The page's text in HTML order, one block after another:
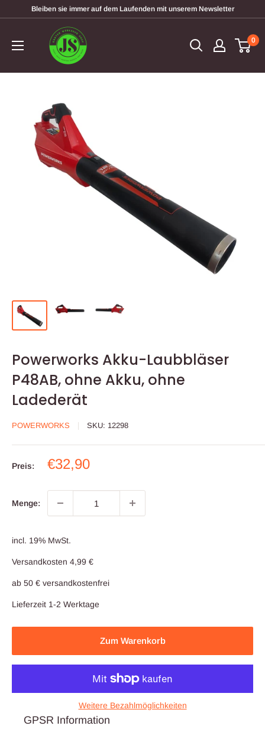
Bleiben sie immer auf dem Laufenden mit unserem Newsletter
garten-
werkzeugshop
0
Powerworks Akku-Laubbläser
P48AB, ohne Akku, ohne
Ladederät
POWERWORKS SKU: 12298
Preis: Sonderpreis
€32,90
Menge:
incl. 19% MwSt.
Versandkosten 4,99 €
ab 50 € versandkostenfrei
Lieferzeit 1-2 Werktage
Zum Warenkorb
Weitere Bezahlmöglichkeiten
GPSR Information